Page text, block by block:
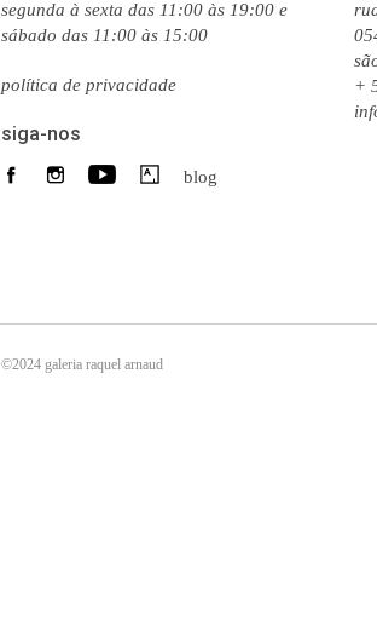
segunda à sexta das 11:00 às 19:00 e
sábado das 11:00 às 15:00
política de privacidade
siga-nos
blog
+
©2024 galeria raquel arnaud